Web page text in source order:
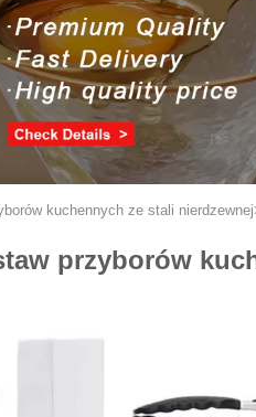
kuchennych ze stali nierdzewnej
przyborów